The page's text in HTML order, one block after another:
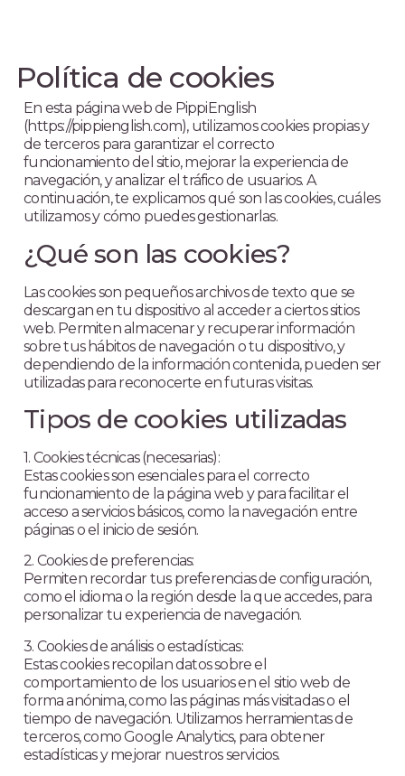
Política de cookies
En esta página web de PippiEnglish
(https://pippienglish.com), utilizamos cookies propias y
de terceros para garantizar el correcto
funcionamiento del sitio, mejorar la experiencia de
navegación, y analizar el tráfico de usuarios. A
continuación, te explicamos qué son las cookies, cuáles
utilizamos y cómo puedes gestionarlas.
¿Qué son las cookies?
Las cookies son pequeños archivos de texto que se
descargan en tu dispositivo al acceder a ciertos sitios
web. Permiten almacenar y recuperar información
sobre tus hábitos de navegación o tu dispositivo, y
dependiendo de la información contenida, pueden ser
utilizadas para reconocerte en futuras visitas.
Tipos de cookies utilizadas
1. Cookies técnicas (necesarias):
Estas cookies son esenciales para el correcto
funcionamiento de la página web y para facilitar el
acceso a servicios básicos, como la navegación entre
páginas o el inicio de sesión.
2. Cookies de preferencias:
Permiten recordar tus preferencias de configuración,
como el idioma o la región desde la que accedes, para
personalizar tu experiencia de navegación.
3. Cookies de análisis o estadísticas:
Estas cookies recopilan datos sobre el
comportamiento de los usuarios en el sitio web de
forma anónima, como las páginas más visitadas o el
tiempo de navegación. Utilizamos herramientas de
terceros, como Google Analytics, para obtener
estadísticas y mejorar nuestros servicios.